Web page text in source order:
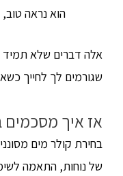
הוא נראה
אלה דברים שלא
שגורמים לך לחייך
אז איך
בחירת קולר מים
של נוחות, התאמה